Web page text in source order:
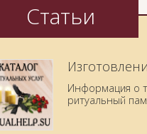
Статьи
Информация о
ритуальный